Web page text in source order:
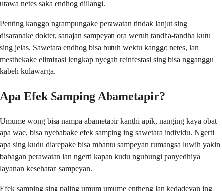
utawa netes saka endhog diilangi.
Penting kanggo ngrampungake perawatan tindak lanjut sing
disaranake dokter, sanajan sampeyan ora weruh tandha-tandha kutu
sing jelas. Sawetara endhog bisa butuh wektu kanggo netes, lan
mesthekake eliminasi lengkap nyegah reinfestasi sing bisa ngganggu
kabeh kulawarga.
Apa Efek Samping Abametapir?
Umume wong bisa nampa abametapir kanthi apik, nanging kaya obat
apa wae, bisa nyebabake efek samping ing sawetara individu. Ngerti
apa sing kudu diarepake bisa mbantu sampeyan rumangsa luwih yakin
babagan perawatan lan ngerti kapan kudu ngubungi panyedhiya
layanan kesehatan sampeyan.
Efek samping sing paling umum umume entheng lan kedadeyan ing